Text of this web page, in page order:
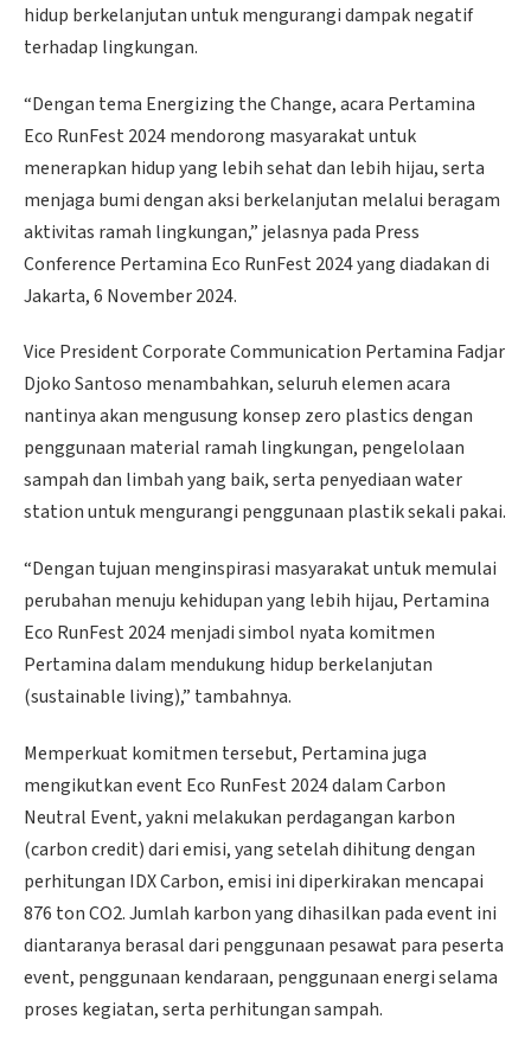
hidup berkelanjutan untuk mengurangi dampak negatif
terhadap lingkungan.
“Dengan tema Energizing the Change, acara Pertamina
Eco RunFest 2024 mendorong masyarakat untuk
menerapkan hidup yang lebih sehat dan lebih hijau, serta
menjaga bumi dengan aksi berkelanjutan melalui beragam
aktivitas ramah lingkungan,” jelasnya pada Press
Conference Pertamina Eco RunFest 2024 yang diadakan di
Jakarta, 6 November 2024.
Vice President Corporate Communication Pertamina Fadjar
Djoko Santoso menambahkan, seluruh elemen acara
nantinya akan mengusung konsep zero plastics dengan
penggunaan material ramah lingkungan, pengelolaan
sampah dan limbah yang baik, serta penyediaan water
station untuk mengurangi penggunaan plastik sekali pakai.
“Dengan tujuan menginspirasi masyarakat untuk memulai
perubahan menuju kehidupan yang lebih hijau, Pertamina
Eco RunFest 2024 menjadi simbol nyata komitmen
Pertamina dalam mendukung hidup berkelanjutan
(sustainable living),” tambahnya.
Memperkuat komitmen tersebut, Pertamina juga
mengikutkan event Eco RunFest 2024 dalam Carbon
Neutral Event, yakni melakukan perdagangan karbon
(carbon credit) dari emisi, yang setelah dihitung dengan
perhitungan IDX Carbon, emisi ini diperkirakan mencapai
876 ton CO2. Jumlah karbon yang dihasilkan pada event ini
diantaranya berasal dari penggunaan pesawat para peserta
event, penggunaan kendaraan, penggunaan energi selama
proses kegiatan, serta perhitungan sampah.